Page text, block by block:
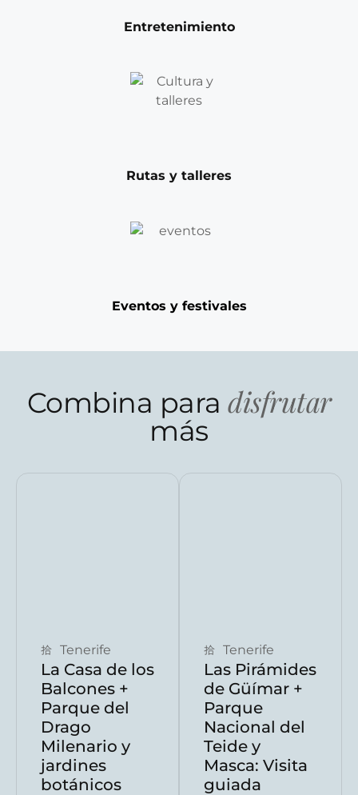
Entretenimiento
Rutas y talleres
Eventos y festivales
Combina para disfrutar
más
Tenerife
La Casa de los
Balcones +
Parque del
Drago
Milenario y
jardines
botánicos
Tenerife
Las Pirámides
de Güímar +
Parque
Nacional del
Teide y
Masca: Visita
guiada